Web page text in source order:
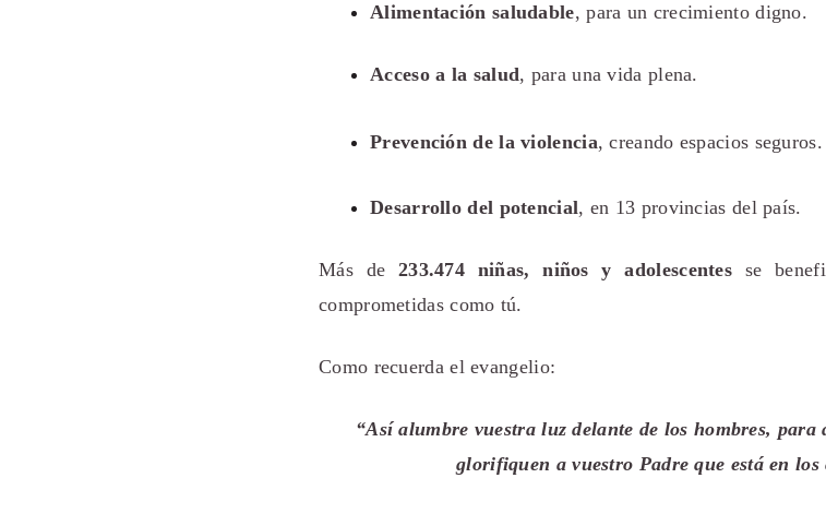
Alimentación saludable, para un crecimiento digno.
Acceso a la salud, para una vida plena.
Prevención de la violencia, creando espacios seguros.
Desarrollo del potencial, en 13 provincias del país.
Más de 233.474 niñas, niños y adolescentes se
comprometidas como tú.
Como recuerda el evangelio:
“Así alumbre vuestra luz delante de los hombres, para
glorifiquen a vuestro Padre que está en